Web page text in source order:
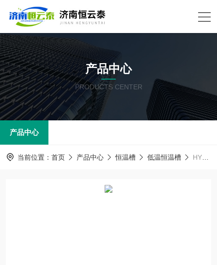
产品中心
PRODUCTS CENTER
产品中心
当前位置： 首页 产品中心 恒温槽 低温恒温槽 HYT-HX08低温恒温循环器